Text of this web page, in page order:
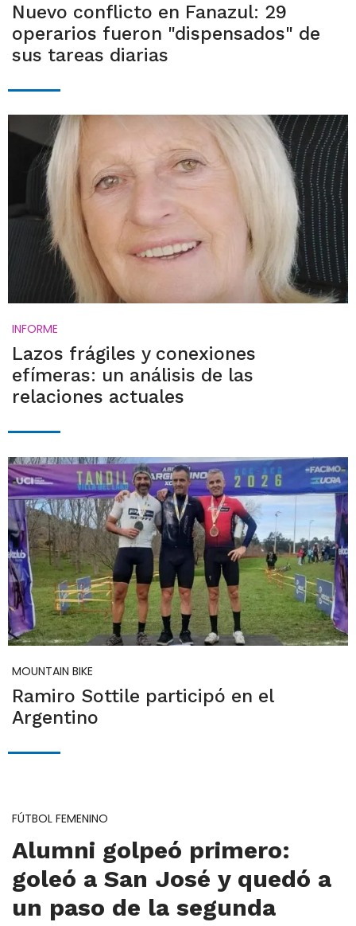
Nuevo conflicto en Fanazul: 29
operarios fueron "dispensados" de
sus tareas diarias
INFORME
Lazos frágiles y conexiones
efímeras: un análisis de las
relaciones actuales
MOUNTAIN BIKE
Ramiro Sottile participó en el
Argentino
FÚTBOL FEMENINO
Alumni golpeó primero:
goleó a San José y quedó a
un paso de la segunda